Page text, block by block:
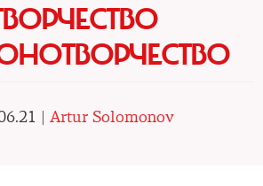
| Artur Solomonov